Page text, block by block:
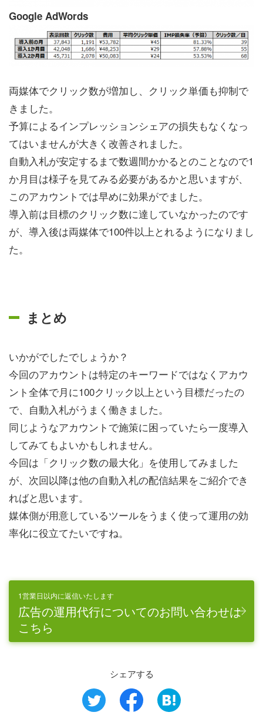
Google AdWords
両媒体でクリック数が増加し、クリック単価も抑制で
きました。
予算によるインプレッションシェアの損失もなくなっ
てはいませんが大きく改善されました。
自動入札が安定するまで数週間かかるとのことなので1
か月目は様子を見てみる必要があるかと思いますが、
このアカウントでは早めに効果がでました。
導入前は目標のクリック数に達していなかったのです
が、導入後は両媒体で100件以上とれるようになりまし
た。
まとめ
いかがでしたでしょうか？
今回のアカウントは特定のキーワードではなくアカウ
ント全体で月に100クリック以上という目標だったの
で、自動入札がうまく働きました。
同じようなアカウントで施策に困っていたら一度導入
してみてもよいかもしれません。
今回は「クリック数の最大化」を使用してみました
が、次回以降は他の自動入札の配信結果をご紹介でき
ればと思います。
媒体側が用意しているツールをうまく使って運用の効
率化に役立てたいですね。
1営業日以内に返信いたします
広告の運用代行についてのお問い合わせは
こちら
シェアする